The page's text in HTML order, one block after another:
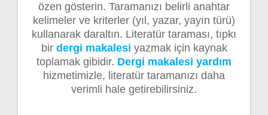
özen gösterin. Taramanızı belirli anahtar
kelimeler ve kriterler (yıl, yazar, yayın türü)
kullanarak daraltın. Literatür taraması, tıpkı
bir dergi makalesi yazmak için kaynak
toplamak gibidir. Dergi makalesi yardım
hizmetimizle, literatür taramanızı daha
verimli hale getirebilirsiniz.